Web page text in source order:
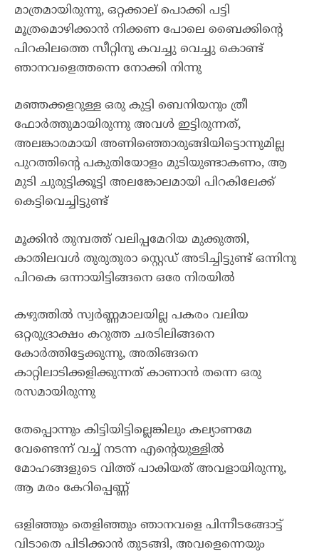
മാത്രമായിരുന്നു, ഒറ്റക്കാല് പൊക്കി പട്ടി
മൂത്രമൊഴിക്കാൻ നിക്കണ പോലെ ബൈക്കിന്റെ
പിറകിലത്തെ സീറ്റിനു കവച്ചു വെച്ചു കൊണ്ട്
ഞാനവളെത്തന്നെ നോക്കി നിന്നു
മഞ്ഞക്കളറുള്ള ഒരു കുട്ടി ബെനിയനും ത്രീ
ഫോർത്തുമായിരുന്നു അവൾ ഇട്ടിരുന്നത്,
അലങ്കാരമായി അണിഞ്ഞൊരുങ്ങിയിട്ടൊന്നുമില്ല
പുറത്തിന്റെ പകുതിയോളം മുടിയുണ്ടാകണം, ആ
മുടി ചുരുട്ടിക്കൂട്ടി അലങ്കോലമായി പിറകിലേക്ക്
കെട്ടിവെച്ചിട്ടുണ്ട്
മൂക്കിൻ തുമ്പത്ത് വലിപ്പമേറിയ മുക്കുത്തി,
കാതിലവൾ തുരുതുരാ സ്റ്റെഡ് അടിച്ചിട്ടുണ്ട് ഒന്നിനു
പിറകെ ഒന്നായിട്ടിങ്ങനെ ഒരേ നിരയിൽ
കഴുത്തിൽ സ്വർണ്ണമാലയില്ല പകരം വലിയ
ഒറ്റരുദ്രാക്ഷം കറുത്ത ചരടിലിങ്ങനെ
കോർത്തിട്ടേക്കുന്നു, അതിങ്ങനെ
കാറ്റിലാടിക്കളിക്കുന്നത് കാണാൻ തന്നെ ഒരു
രസമായിരുന്നു
തേപ്പൊന്നും കിട്ടിയിട്ടില്ലെങ്കിലും കല്യാണമേ
വേണ്ടെന്ന് വച്ച് നടന്ന എന്റെയുള്ളിൽ
മോഹങ്ങളുടെ വിത്ത് പാകിയത് അവളായിരുന്നു,
ആ മരം കേറിപ്പെണ്ണ്
ഒളിഞ്ഞും തെളിഞ്ഞും ഞാനവളെ പിന്നീടങ്ങോട്ട്
വിടാതെ പിടിക്കാൻ തുടങ്ങി, അവളെന്നെയും